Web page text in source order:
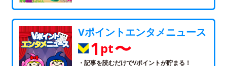
Vポイントエンタメニュース
1 pt〜
・記事を読むだけでVポイントが貯まる！